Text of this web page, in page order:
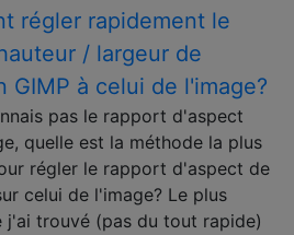
régler rapidement le
/ largeur de
GIMP à celui de l'image?
pas le rapport d'aspect
quelle est la méthode la plus
régler le rapport d'aspect de
celui de l'image? Le plus
j'ai trouvé (pas du tout rapide)